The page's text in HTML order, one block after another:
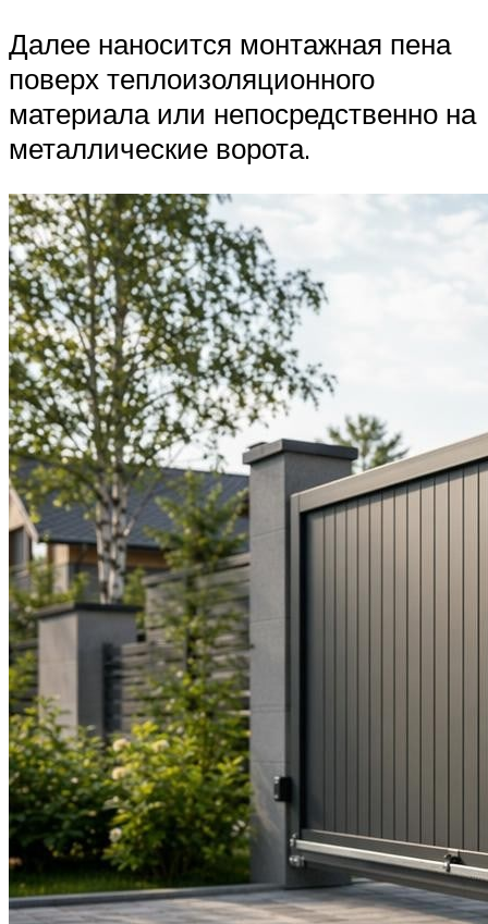
Далее наносится монтажная пена
поверх теплоизоляционного
материала или непосредственно на
металлические ворота.